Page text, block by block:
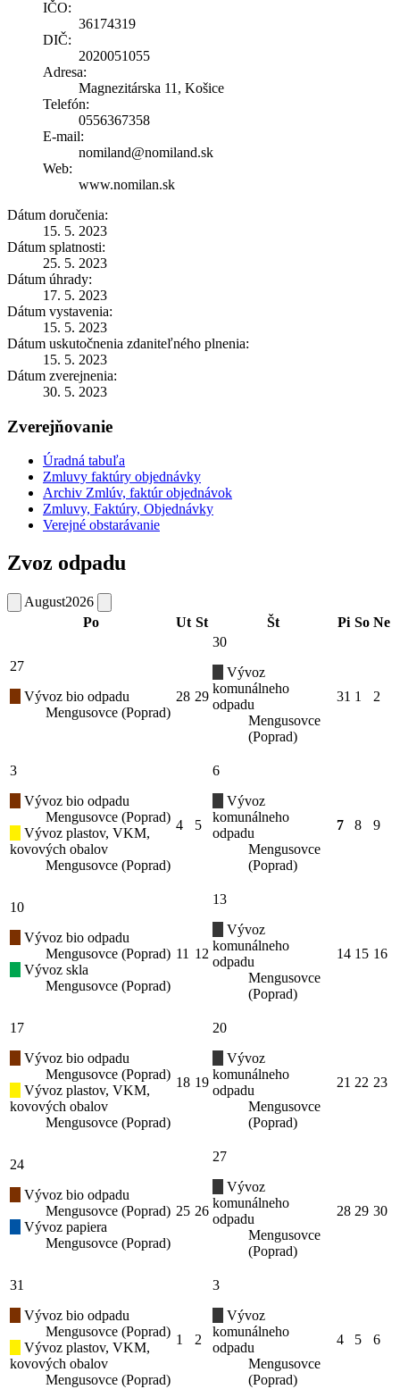
IČO:
36174319
DIČ:
2020051055
Adresa:
Magnezitárska 11, Košice
Telefón:
0556367358
E-mail:
nomiland@nomiland.sk
Web:
www.nomilan.sk
Dátum doručenia:
15. 5. 2023
Dátum splatnosti:
25. 5. 2023
Dátum úhrady:
17. 5. 2023
Dátum vystavenia:
15. 5. 2023
Dátum uskutočnenia zdaniteľného plnenia:
15. 5. 2023
Dátum zverejnenia:
30. 5. 2023
Zverejňovanie
Úradná tabuľa
Zmluvy faktúry objednávky
Archiv Zmlúv, faktúr objednávok
Zmluvy, Faktúry, Objednávky
Verejné obstarávanie
Zvoz odpadu
August2026
Po
Ut St Št Pi So Ne
27
Vývoz bio odpadu
Mengusovce (Poprad)
28 29
30
Vývoz
komunálneho
odpadu
Mengusovce
(Poprad)
31 1 2
3
Vývoz bio odpadu
Mengusovce (Poprad)
Vývoz plastov, VKM,
kovových obalov
Mengusovce (Poprad)
4 5
6
Vývoz
komunálneho
odpadu
Mengusovce
(Poprad)
7 8 9
10
Vývoz bio odpadu
Mengusovce (Poprad)
Vývoz skla
Mengusovce (Poprad)
11 12
13
Vývoz
komunálneho
odpadu
Mengusovce
(Poprad)
14 15 16
17
Vývoz bio odpadu
Mengusovce (Poprad)
Vývoz plastov, VKM,
kovových obalov
Mengusovce (Poprad)
18 19
20
Vývoz
komunálneho
odpadu
Mengusovce
(Poprad)
21 22 23
24
Vývoz bio odpadu
Mengusovce (Poprad)
Vývoz papiera
Mengusovce (Poprad)
25 26
27
Vývoz
komunálneho
odpadu
Mengusovce
(Poprad)
28 29 30
31
Vývoz bio odpadu
Mengusovce (Poprad)
Vývoz plastov, VKM,
kovových obalov
Mengusovce (Poprad)
1 2
3
Vývoz
komunálneho
odpadu
Mengusovce
(Poprad)
4 5 6